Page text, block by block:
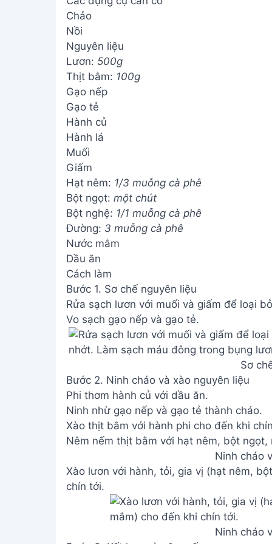
Chảo
Nồi
Nguyên liệu
Lươn: 500g
Thịt bằm: 100g
Gạo nếp
Gạo tẻ
Hành củ
Hành lá
Muối
Giấm
Hạt nêm: 1/3 muỗng cà phê
Bột ngọt: một chút
Bột nghệ: 1/1 muỗng cà phê
Đường: 3 muỗng cà phê
Nước mắm
Dầu ăn
Cách làm
Bước 1. Sơ chế nguyên liệu
Rửa sạch lươn với muối và giấm để loại
Vo sạch gạo nếp và gạo tẻ.
Sơ
Bước 2. Ninh cháo và xào nguyên liệu
Phi thơm hành củ với dầu ăn.
Ninh nhừ gạo nếp và gạo tẻ thành cháo.
Xào thịt bằm với hành phi cho đến khi
Nêm nếm thịt bằm với hạt nêm, bột ngọt,
Ninh cháo
Xào lươn với hành, tỏi, gia vị (hạt nêm,
chín tới.
Ninh cháo